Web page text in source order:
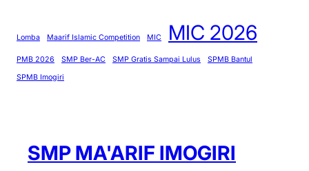
Lomba Maarif Islamic Competition MIC MIC 2026
PMB 2026 SMP Ber-AC SMP Gratis Sampai Lulus
SPMB Bantul
SPMB Imogiri
SMP MA'ARIF IMOGIRI